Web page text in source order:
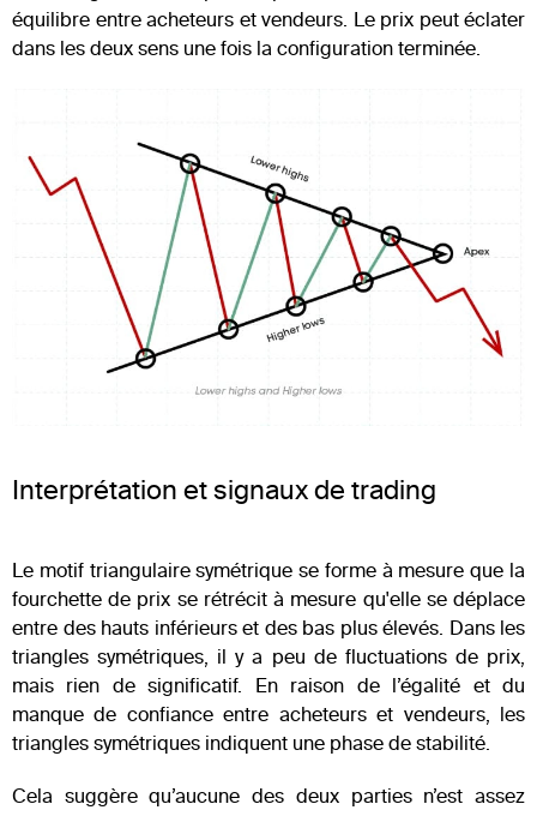
équilibre entre acheteurs et vendeurs. Le prix peut éclater
dans les deux sens une fois la configuration terminée.
Interprétation et signaux de trading
Le motif triangulaire symétrique se forme à mesure que la
fourchette de prix se rétrécit à mesure qu'elle se déplace
entre des hauts inférieurs et des bas plus élevés. Dans les
triangles symétriques, il y a peu de fluctuations de prix,
mais rien de significatif. En raison de l’égalité et du
manque de confiance entre acheteurs et vendeurs, les
triangles symétriques indiquent une phase de stabilité.
Cela suggère qu’aucune des deux parties n’est assez